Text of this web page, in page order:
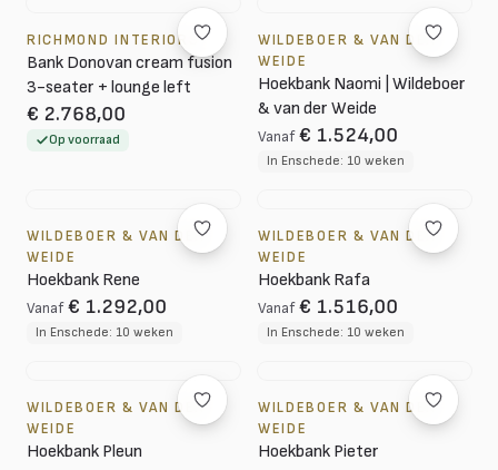
RICHMOND INTERIORS
Bank Donovan cream fusion
3-seater + lounge left
€ 2.768,00
Op voorraad
WILDEBOER & VAN DER
WEIDE
Hoekbank Naomi | Wildeboer
& van der Weide
Vanaf € 1.524,00
In Enschede: 10 weken
WILDEBOER & VAN DER
WEIDE
Hoekbank Rene
Vanaf € 1.292,00
In Enschede: 10 weken
WILDEBOER & VAN DER
WEIDE
Hoekbank Rafa
Vanaf € 1.516,00
In Enschede: 10 weken
WILDEBOER & VAN DER
WEIDE
Hoekbank Pleun
WILDEBOER & VAN DER
WEIDE
Hoekbank Pieter